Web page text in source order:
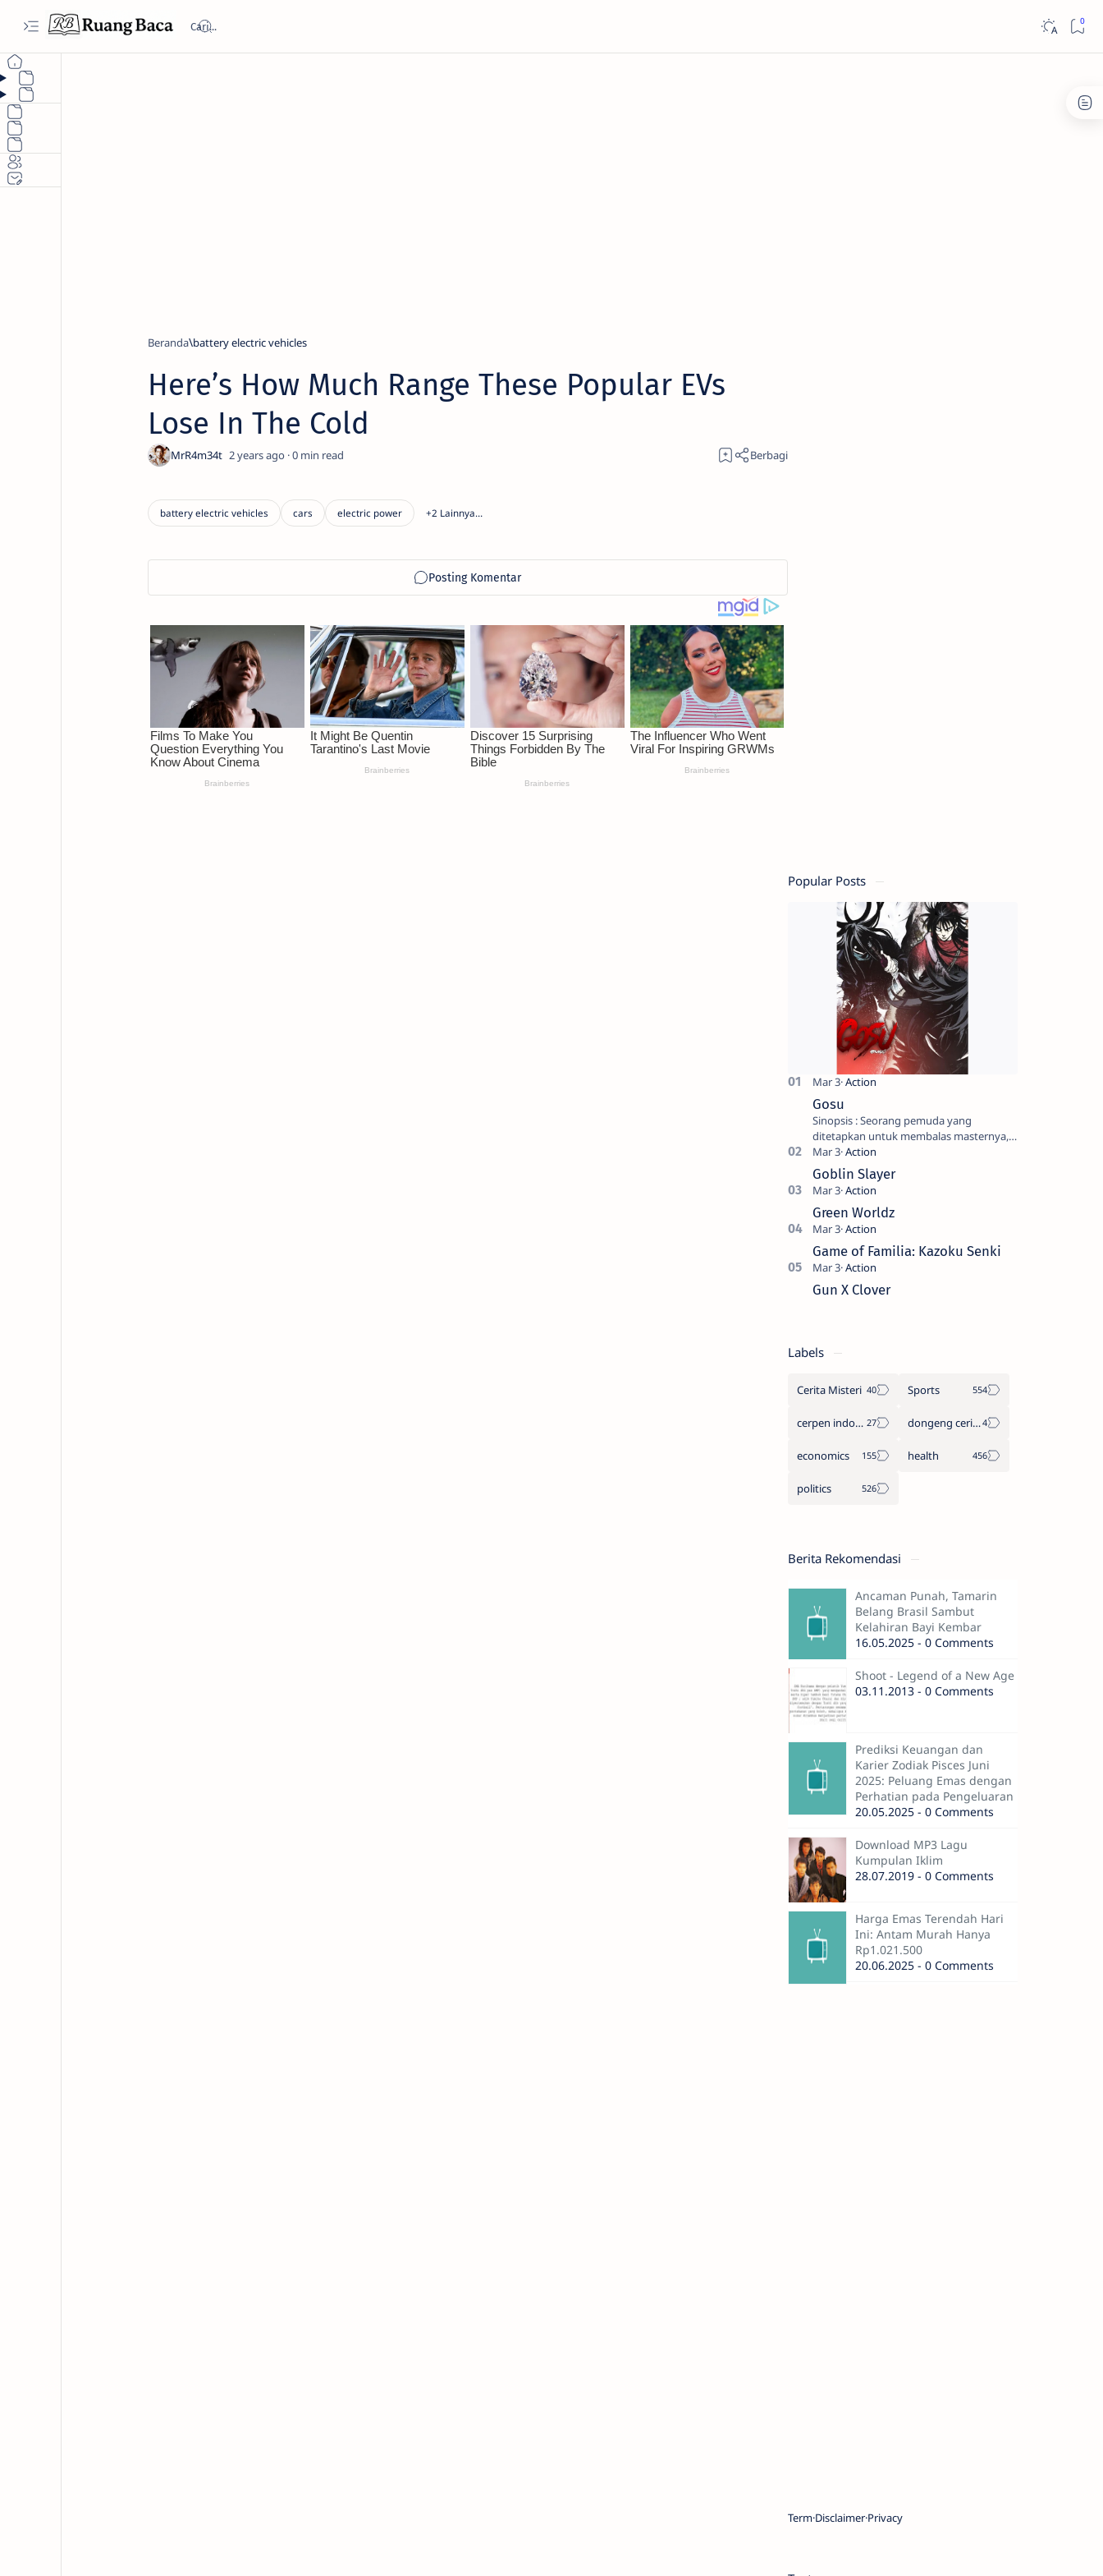
Beranda battery electric vehicles
Here’s How Much Range These Popular EVs
Lose In The Cold
2 years ago 0
Popular Posts
Gosu
Sinopsis : Seorang pemuda yang
ditetapkan untuk membalas masternya,
seorang seniman bela diri kuat sekali
yang dikhianati oleh anak buahn…
Goblin Slayer
Green Worldz
Game of Familia: Kazoku Senki
Gun X Clover
Labels
Cerita Misteri Sports
cerpen indonesia dongeng cerita legenda
economics health
politics
Berita Rekomendasi
Ancaman Punah, Tamarin
Belang Brasil Sambut
Kelahiran Bayi Kembar
16.05.2025 - 0 Comments
Shoot - Legend of a New Age
03.11.2013 - 0 Comments
Prediksi Keuangan dan
Karier Zodiak Pisces Juni
2025: Peluang Emas dengan
Perhatian pada Pengeluaran
20.05.2025 - 0 Comments
Download MP3 Lagu
Kumpulan Iklim
28.07.2019 - 0 Comments
Harga Emas Terendah Hari
Ini: Antam Murah Hanya
Rp1.021.500
20.06.2025 - 0 Comments
TermDisclaimerPrivacy